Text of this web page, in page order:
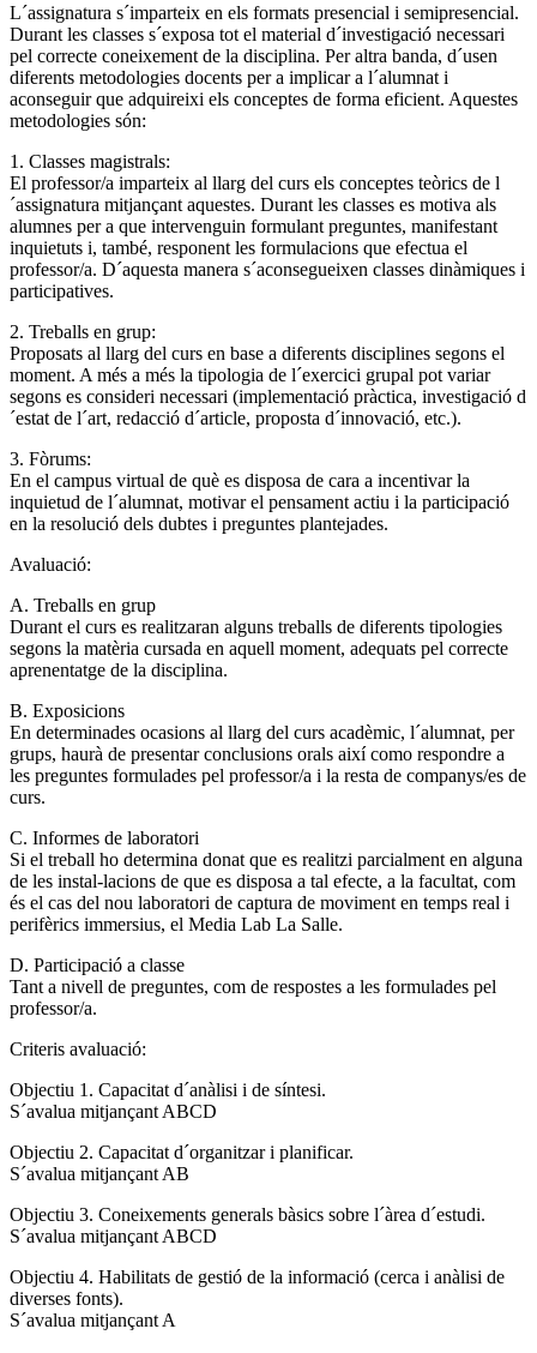
L´assignatura s´imparteix en els formats presencial i semipresencial.
Durant les classes s´exposa tot el material d´investigació necessari
pel correcte coneixement de la disciplina. Per altra banda, d´usen
diferents metodologies docents per a implicar a l´alumnat i
aconseguir que adquireixi els conceptes de forma eficient. Aquestes
metodologies són:
1. Classes magistrals:
El professor/a imparteix al llarg del curs els conceptes teòrics de l
´assignatura mitjançant aquestes. Durant les classes es motiva als
alumnes per a que intervenguin formulant preguntes, manifestant
inquietuts i, també, responent les formulacions que efectua el
professor/a. D´aquesta manera s´aconsegueixen classes dinàmiques i
participatives.
2. Treballs en grup:
Proposats al llarg del curs en base a diferents disciplines segons el
moment. A més a més la tipologia de l´exercici grupal pot variar
segons es consideri necessari (implementació pràctica, investigació d
´estat de l´art, redacció d´article, proposta d´innovació, etc.).
3. Fòrums:
En el campus virtual de què es disposa de cara a incentivar la
inquietud de l´alumnat, motivar el pensament actiu i la participació
en la resolució dels dubtes i preguntes plantejades.
Avaluació:
A. Treballs en grup
Durant el curs es realitzaran alguns treballs de diferents tipologies
segons la matèria cursada en aquell moment, adequats pel correcte
aprenentatge de la disciplina.
B. Exposicions
En determinades ocasions al llarg del curs acadèmic, l´alumnat, per
grups, haurà de presentar conclusions orals així como respondre a
les preguntes formulades pel professor/a i la resta de companys/es de
curs.
C. Informes de laboratori
Si el treball ho determina donat que es realitzi parcialment en alguna
de les instal-lacions de que es disposa a tal efecte, a la facultat, com
és el cas del nou laboratori de captura de moviment en temps real i
perifèrics immersius, el Media Lab La Salle.
D. Participació a classe
Tant a nivell de preguntes, com de respostes a les formulades pel
professor/a.
Criteris avaluació:
Objectiu 1. Capacitat d´anàlisi i de síntesi.
S´avalua mitjançant ABCD
Objectiu 2. Capacitat d´organitzar i planificar.
S´avalua mitjançant AB
Objectiu 3. Coneixements generals bàsics sobre l´àrea d´estudi.
S´avalua mitjançant ABCD
Objectiu 4. Habilitats de gestió de la informació (cerca i anàlisi de
diverses fonts).
S´avalua mitjançant A